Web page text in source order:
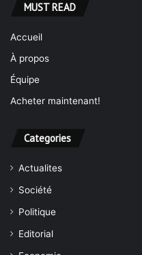
MUST READ
Accueil
À propos
Équipe
Acheter maintenant!
Categories
Actualites
Société
Politique
Editorial